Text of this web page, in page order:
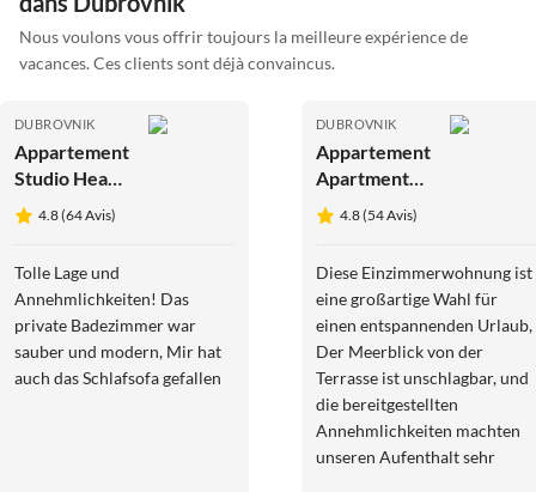
Nous voulons vous offrir toujours la meilleure expérience de
vacances. Ces clients sont déjà convaincus.
DUBROVNIK
Appartement
Studio Heart
of The Town
- A2
4.8 (64 Avis)
Tolle Lage und
Annehmlichkeiten! Das
private Badezimmer war
sauber und modern, Mir hat
auch das Schlafsofa gefallen
DUBROVNIK
Appartement
Apartment
Eulalija- One-
Bedroom
with Terrace
and Sea View
4.8 (54 Avis)
Diese Einzimmerwohnung ist
eine großartige Wahl für
einen entspannenden Urlaub,
Der Meerblick von der
Terrasse ist unschlagbar, und
die bereitgestellten
Annehmlichkeiten machten
unseren Aufenthalt sehr